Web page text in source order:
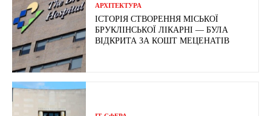
АРХІТЕКТУРА
ІСТОРІЯ СТВОРЕННЯ МІСЬКОЇ
БРУКЛІНСЬКОЇ ЛІКАРНІ — БУЛА
ВІДКРИТА ЗА КОШТ МЕЦЕНАТІВ